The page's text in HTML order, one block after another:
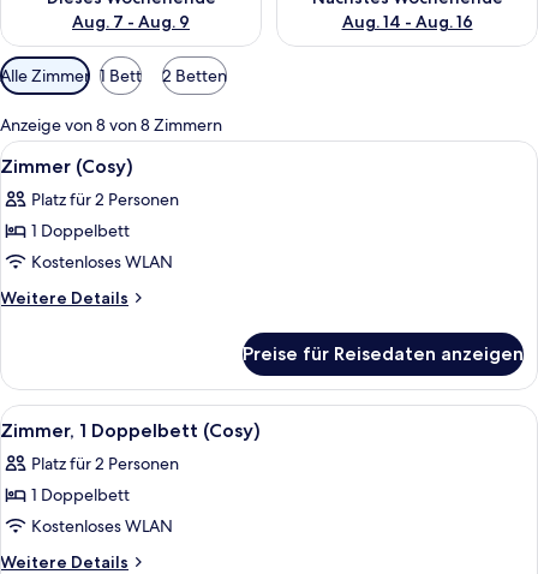
Aug. 7 - Aug. 9
Aug. 14 - Aug. 16
Verfügbare
Filter
für
Zimmer
Alle Zimmer 1 Bett 2 Betten
Anzeige von 8 von 8 Zimmern
Alle
Fotos
für
Zimmer
(Cosy)
anzeigen
Ein Schlafzimmer mit Bett, einem
13
Zimmer (Cosy)
Platz für 2 Personen
1 Doppelbett
Kostenloses WLAN
Weitere Details
Weitere
(Cosy)
Preise für Reisedaten anzeigen
Alle
Fotos
für
Zimmer,
1
Doppelbett
Ein Schlafzimmer mit Bett, einem
12
Zimmer, 1 Doppelbett (Cosy)
Platz für 2 Personen
1 Doppelbett
Kostenloses WLAN
Weitere Details
Weitere